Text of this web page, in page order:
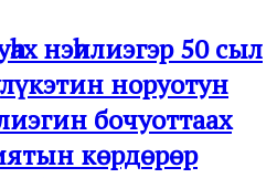
нэһилиэгэр 50 сыл
норуотун
бочуоттаах
көрдөрөр